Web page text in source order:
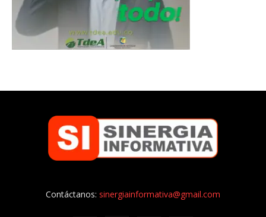
Contáctanos: sinergiainformativa@gmail.com